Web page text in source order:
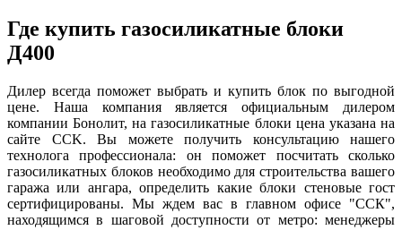
Где купить газосиликатные блоки
Д400
Дилер всегда поможет выбрать и купить блок по выгодной
цене. Наша компания является официальным дилером
компании Бонолит, на газосиликатные блоки цена указана на
сайте CCK. Вы можете получить консультацию нашего
технолога профессионала: он поможет посчитать сколько
газосиликатных блоков необходимо для строительства вашего
гаража или ангара, определить какие блоки стеновые гост
сертифицированы. Мы ждем вас в главном офисе "ССК",
находящимся в шаговой доступности от метро: менеджеры